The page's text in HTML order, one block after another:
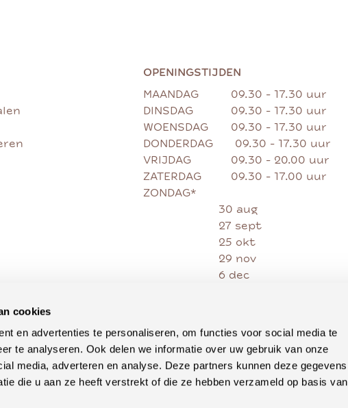
cookies
en advertenties te personaliseren, om functies voor social media te
te analyseren. Ook delen we informatie over uw gebruik van onze
media, adverteren en analyse. Deze partners kunnen deze gegevens
die u aan ze heeft verstrekt of die ze hebben verzameld op basis van
OPENINGSTIJDEN
MAANDAG
09.30 - 17.30 uur
DINSDAG
09.30 - 17.30 uur
WOENSDAG
09.30 - 17.30 uur
DONDERDAG
09.30 - 17.30 uur
VRIJDAG
09.30 - 20.00 uur
ZATERDAG
09.30 - 17.00 uur
ZONDAG*
30 aug
27 sept
25 okt
29 nov
6 dec